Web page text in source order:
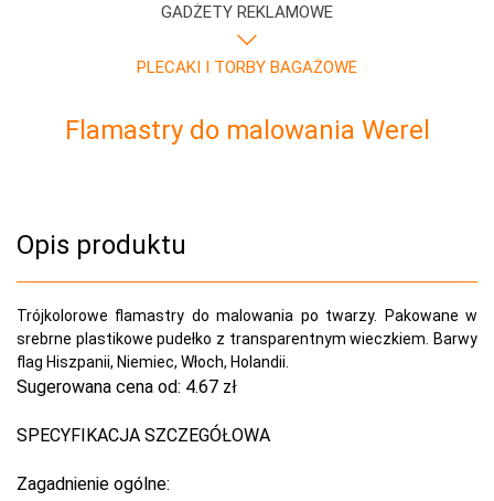
GADŻETY REKLAMOWE
PLECAKI I TORBY BAGAŻOWE
Flamastry do malowania Werel
Opis produktu
Trójkolorowe flamastry do malowania po twarzy. Pakowane w
srebrne plastikowe pudełko z transparentnym wieczkiem. Barwy
flag Hiszpanii, Niemiec, Włoch, Holandii.
Sugerowana cena od: 4.67 zł
SPECYFIKACJA SZCZEGÓŁOWA
Zagadnienie ogólne: